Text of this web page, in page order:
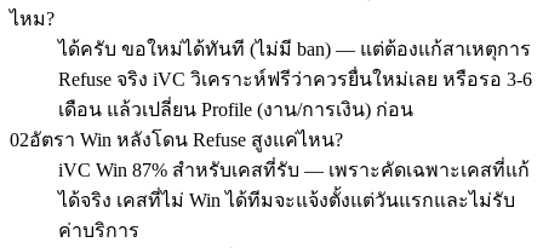
ไหม?
ได้ครับ ขอใหม่ได้ทันที (ไม่มี ban) — แต่ต้องแก้สาเหตุการ
Refuse จริง iVC วิเคราะห์ฟรีว่าควรยื่นใหม่เลย หรือรอ 3-6
เดือน แล้วเปลี่ยน Profile (งาน/การเงิน) ก่อน
02อัตรา Win หลังโดน Refuse สูงแค่ไหน?
iVC Win 87% สำหรับเคสที่รับ — เพราะคัดเฉพาะเคสที่แก้
ได้จริง เคสที่ไม่ Win ได้ทีมจะแจ้งตั้งแต่วันแรกและไม่รับ
ค่าบริการ